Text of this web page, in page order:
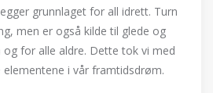
grunnlaget for all idrett. Turn
men er også kilde til glede og
og for alle aldre. Dette tok vi med
i vår framtidsdrøm.